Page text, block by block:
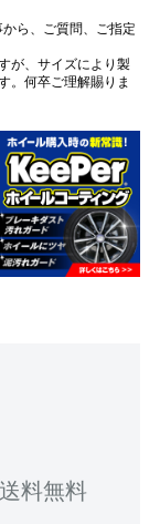
ら、ご質問、ご指定
が、サイズにより製
。何卒ご理解賜りま
料無料